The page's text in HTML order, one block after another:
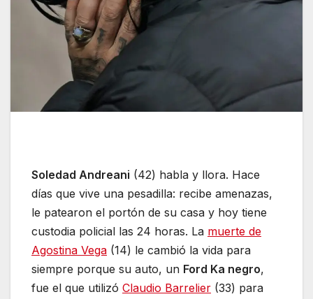
Soledad Andreani (42) habla y llora. Hace
días que vive una pesadilla: recibe amenazas,
le patearon el portón de su casa y hoy tiene
custodia policial las 24 horas. La muerte de
Agostina Vega (14) le cambió la vida para
siempre porque su auto, un Ford Ka negro,
fue el que utilizó Claudio Barrelier (33) para